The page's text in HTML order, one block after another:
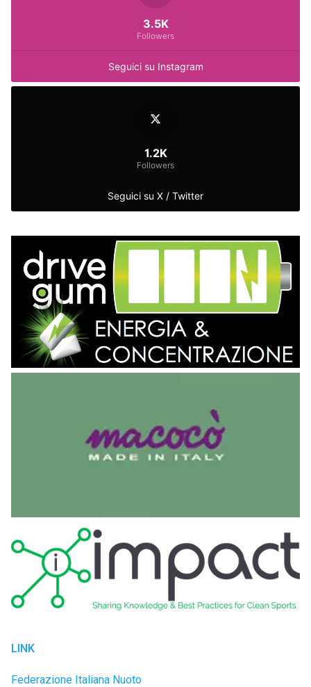
Seguici su Instagram
3.5K
Followers
Seguici su X / Twitter
1.2K
Followers
LINK
Federazione Italiana Nuoto